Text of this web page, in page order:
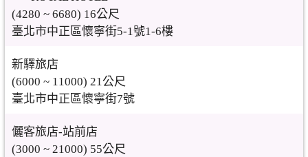
(4280 ~ 6680) 16公尺
臺北市中正區懷寧街5-1號1-6樓
新驛旅店
(6000 ~ 11000) 21公尺
臺北市中正區懷寧街7號
儷客旅店-站前店
(3000 ~ 21000) 55公尺